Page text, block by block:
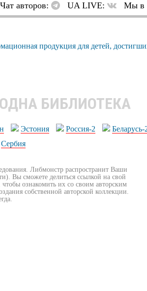
Чат авторов: UA LIVE: Мы в
БИБЛИОТЕКА
Эстония Россия-2
Беларусь-
Сербия
Либмонстр распространит Ваши
Вы сможете делиться ссылкой на свой
ознакомить их со своим авторским
собственной авторской коллекции.